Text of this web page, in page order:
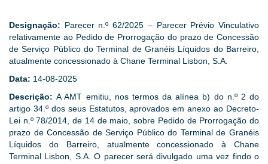
Designação: Parecer n.º 62/2025 – Parecer Prévio Vinculativo
relativamente ao Pedido de Prorrogação do prazo de Concessão
de Serviço Público do Terminal de Granéis Líquidos do Barreiro,
atualmente concessionado à Chane Terminal Lisbon, S.A.
Data: 14-08-2025
Descrição:A AMT emitiu, nos termos da alínea b) do n.º 2 do
artigo 34.º dos seus Estatutos, aprovados em anexo ao Decreto-
Lei n.º 78/2014, de 14 de maio, sobre Pedido de Prorrogação do
prazo de Concessão de Serviço Público do Terminal de Granéis
Líquidos do Barreiro, atualmente concessionado à Chane
Terminal Lisbon, S.A. O parecer será divulgado uma vez findo o